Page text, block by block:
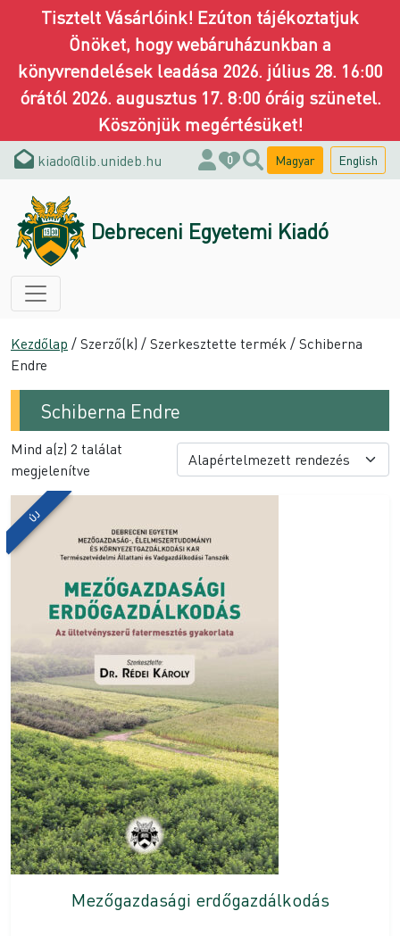
Tisztelt Vásárlóink! Ezúton tájékoztatjuk
Önöket, hogy webáruházunkban a
könyvrendelések leadása 2026. július 28. 16:00
órától 2026. augusztus 17. 8:00 óráig szünetel.
Köszönjük megértésüket!
kiado@lib.unideb.hu 0 Magyar English
Debreceni Egyetemi Kiadó
Kezdőlap / Szerző(k) / Szerkesztette termék / Schiberna
Endre
Schiberna Endre
Mind a(z) 2 találat
megjelenítve
ÚJ
Mezőgazdasági erdőgazdálkodás